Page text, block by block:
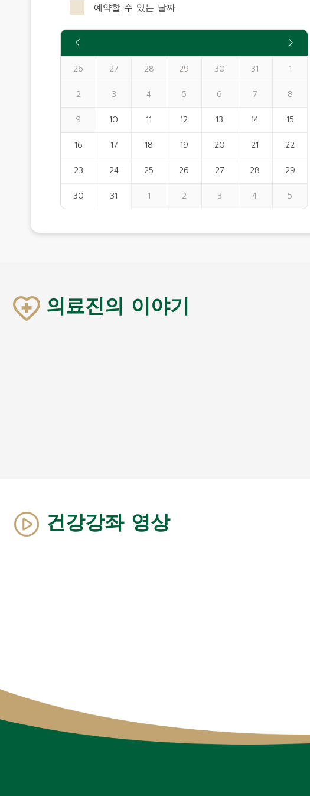
예약할 수 있는 날짜
26 27 28 29 30 31 1
2 3 4 5 6 7 8
9 10 11 12 13 14 15
16 17 18 19 20 21 22
23 24 25 26 27 28 29
30 31 1 2 3 4 5
의료진의 이야기
건강강좌 영상